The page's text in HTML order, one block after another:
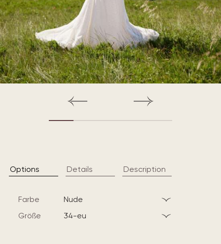
Options Details Description
Farbe
nude
Größe
34-eu